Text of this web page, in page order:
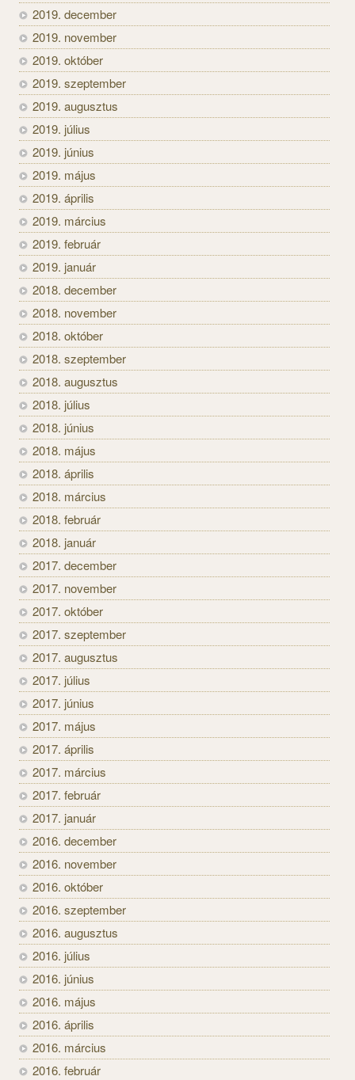
2019. december
2019. november
2019. október
2019. szeptember
2019. augusztus
2019. július
2019. június
2019. május
2019. április
2019. március
2019. február
2019. január
2018. december
2018. november
2018. október
2018. szeptember
2018. augusztus
2018. július
2018. június
2018. május
2018. április
2018. március
2018. február
2018. január
2017. december
2017. november
2017. október
2017. szeptember
2017. augusztus
2017. július
2017. június
2017. május
2017. április
2017. március
2017. február
2017. január
2016. december
2016. november
2016. október
2016. szeptember
2016. augusztus
2016. július
2016. június
2016. május
2016. április
2016. március
2016. február